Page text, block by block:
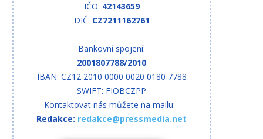
IČO: 42143659
DIČ: CZ7211162761
Bankovní spojení:
2001807788/2010
IBAN: CZ12 2010 0000 0020 0180 7788
SWIFT: FIOBCZPP
Kontaktovat nás můžete na mailu:
Redakce: redakce@pressmedia.net